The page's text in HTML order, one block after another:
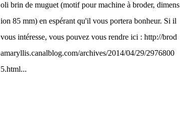
oli brin de muguet (motif pour machine à broder, dimens
ion 85 mm) en espérant qu'il vous portera bonheur. Si il
vous intéresse, vous pouvez vous rendre ici : http://brod
amaryllis.canalblog.com/archives/2014/04/29/2976800
5.html...